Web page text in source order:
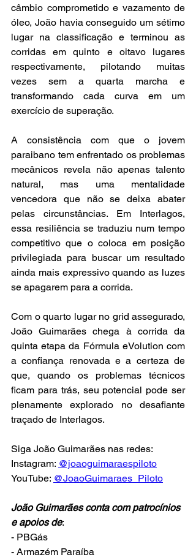
câmbio comprometido e vazamento de
óleo, João havia conseguido um sétimo
lugar na classificação e terminou as
corridas em quinto e oitavo lugares
respectivamente, pilotando muitas
vezes sem a quarta marcha e
transformando cada curva em um
exercício de superação.
A consistência com que o jovem
paraibano tem enfrentado os problemas
mecânicos revela não apenas talento
natural, mas uma mentalidade
vencedora que não se deixa abater
pelas circunstâncias. Em Interlagos,
essa resiliência se traduziu num tempo
competitivo que o coloca em posição
privilegiada para buscar um resultado
ainda mais expressivo quando as luzes
se apagarem para a corrida.
Com o quarto lugar no grid assegurado,
João Guimarães chega à corrida da
quinta etapa da Fórmula eVolution com
a confiança renovada e a certeza de
que, quando os problemas técnicos
ficam para trás, seu potencial pode ser
plenamente explorado no desafiante
traçado de Interlagos.
Siga João Guimarães nas redes:
Instagram: @joaoguimaraespiloto
YouTube: @JoaoGuimaraes_Piloto
João Guimarães conta com patrocínios
e apoios de:
- PBGás
- Armazém Paraíba